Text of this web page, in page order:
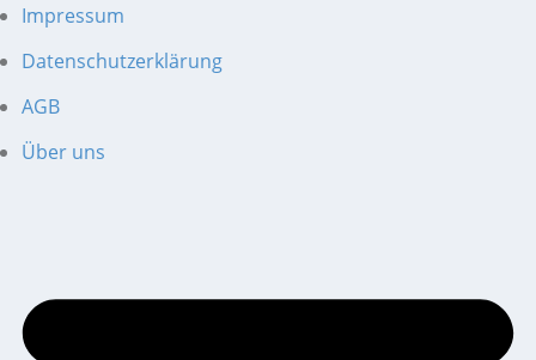
Impressum
Datenschutzerklärung
AGB
Über uns